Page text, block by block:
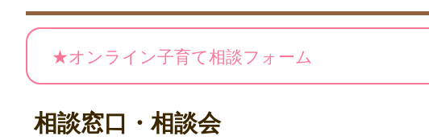
★オンライン子育て相談フォーム
相談窓口・相談会